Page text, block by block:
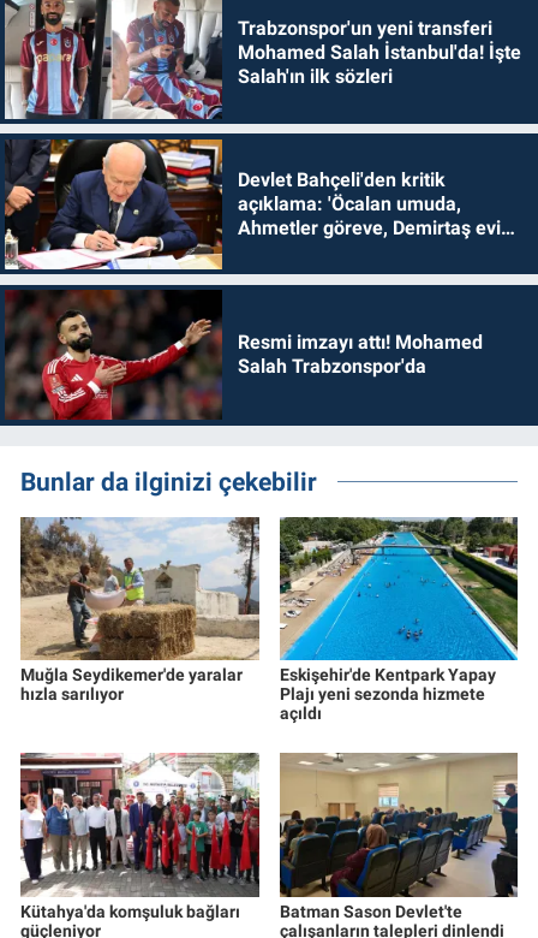
Trabzonspor'un yeni transferi
Mohamed Salah İstanbul'da! İşte
Salah'ın ilk sözleri
Devlet Bahçeli'den kritik
açıklama: 'Öcalan umuda,
Ahmetler göreve, Demirtaş evine
Resmi imzayı attı! Mohamed
Salah Trabzonspor'da
Bunlar da ilginizi çekebilir
Muğla Seydikemer'de yaralar
hızla sarılıyor
Eskişehir'de Kentpark Yapay
Plajı yeni sezonda hizmete
açıldı
Kütahya'da komşuluk bağları
güçleniyor
Batman Sason Devlet'te
çalışanların talepleri dinlendi